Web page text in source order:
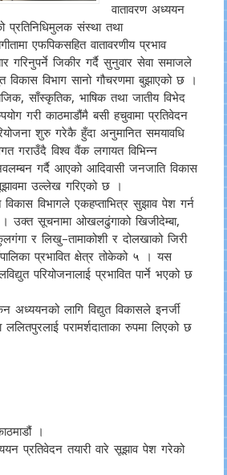
वातावरण अध्ययन
प्रतिनिधिमुलक संस्था तथा
एफपिकसहित वातावरणीय प्रभाव
गरिनुपर्ने जिकीर गर्दै सुनुवार सेवा समाजले
विभाग सानो गौचरणमा बुझाएको छ ।
साँस्कृतिक, भाषिक तथा जातीय विभेद
गरी काठमाडौंमै बसी हचुवामा प्रतिवेदन
शुरु गरेकै हुँदा अनुमानित समयावधि
गराउँदै विश्व वैंक लगायत विभिन्न
गर्दै आएको आदिवासी जनजाति विकास
उल्लेख गरिएको छ ।
विभागले एकहप्ताभित्र सुझाव पेश गर्न
उक्त सूचनामा ओखलढुंगाको खिजीदेम्बा,
र लिखु–तामाकोशी र दोलखाको जिरी
प्रभावित क्षेत्र तोकेको ५ । यस
परियोजनालाई प्रभावित पार्ने भएको छ
अध्ययनको लागि विद्युत विकासले इनर्जी
परामर्शदाताका रुपमा लिएको छ
।
प्रतिवेदन तयारी वारे सूझाव पेश गरेको